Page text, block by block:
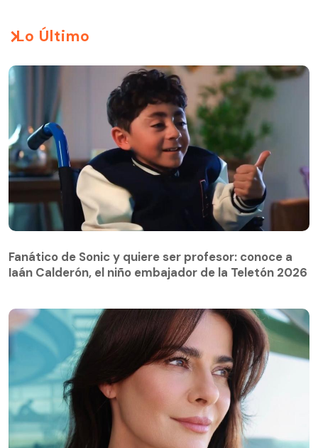
Lo Último
Iaán Calderón, el niño embajador de la Teletón 2026
Fanático de Sonic y quiere ser profesor: conoce a
Iaán Calderón, el niño embajador de la Teletón 2026